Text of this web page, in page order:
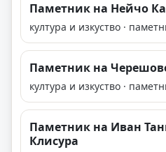
Паметник на Нейчо
култура и изкуство ·
Паметник на
култура и изкуство ·
Паметник на Иван
Клисура